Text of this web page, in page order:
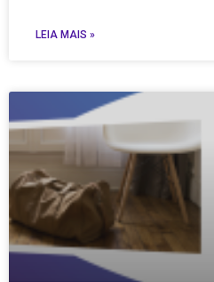
LEIA MAIS »